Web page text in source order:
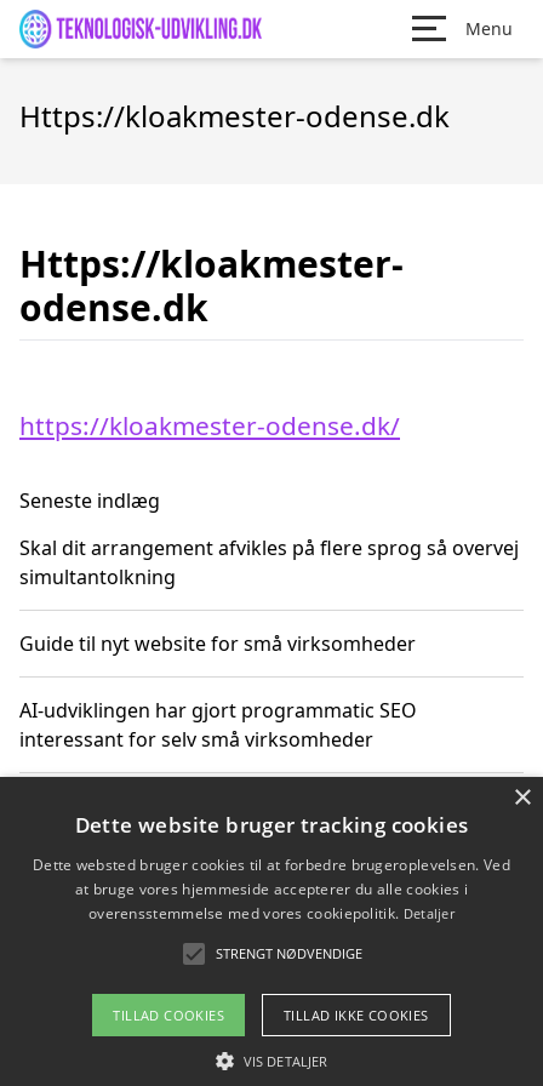
Menu
Https://kloakmester-odense.dk
Https://kloakmester-
odense.dk
https://kloakmester-odense.dk/
Seneste indlæg
Skal dit arrangement afvikles på flere sprog så overvej
simultantolkning
Guide til nyt website for små virksomheder
AI-udviklingen har gjort programmatic SEO
interessant for selv små virksomheder
virksomheder
Sådan har udviklingen inden for genbrug af elektronik
Copyright 2026 - Pilanto Aps
Om / kontakt
×
Dette website bruger tracking cookies
Dette websted bruger cookies til at forbedre brugeroplevelsen. Ved
at bruge vores hjemmeside accepterer du alle cookies i
overensstemmelse med vores cookiepolitik. Detaljer
STRENGT NØDVENDIGE
TILLAD COOKIES TILLAD IKKE COOKIES
VIS DETALJER